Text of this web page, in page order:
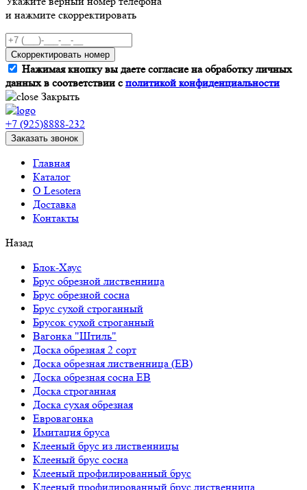
и нажмите скорректировать
Скорректировать номер
Нажимая кнопку вы даете согласие на обработку личных
данных в соответствии сполитикой конфиденциальности
Закрыть
+7 (925)8888-232
Заказать звонок
Главная
Каталог
О Lesotera
Доставка
Контакты
Назад
Блок-Хаус
Брус обрезной лиственница
Брус обрезной сосна
Брус сухой строганный
Брусок сухой строганный
Вагонка "Штиль"
Доска обрезная 2 сорт
Доска обрезная лиственница (ЕВ)
Доска обрезная сосна ЕВ
Доска строганная
Доска сухая обрезная
Евровагонка
Имитация бруса
Клееный брус из лиственницы
Клееный брус сосна
Клееный профилированный брус
Клееный профилированный брус лиственница